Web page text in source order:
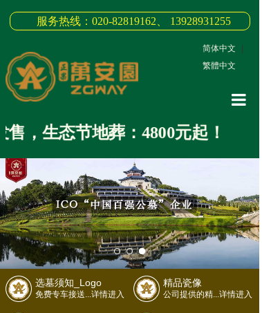
新闻
墓
缅怀
联系
服务热线：020-82819162、 13928931255
简体中文
繁體中文
，生态节地葬：4800元起！
选墓须知_Logo
免费专车接送...详情进入
精品瓷像
公司提供的精...详情进入